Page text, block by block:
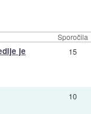
Sporočila
je 15
10